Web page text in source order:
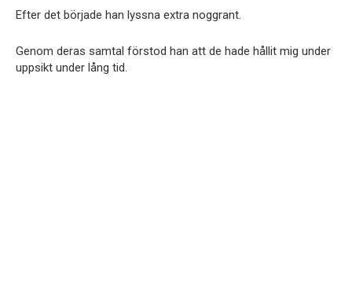
Efter det började han lyssna extra noggrant.
Genom deras samtal förstod han att de hade hållit mig under
uppsikt under lång tid.